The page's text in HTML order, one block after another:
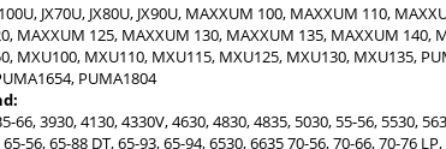
JX70U, JX80U, JX90U, MAXXUM 100, MAXXUM 110,
MAXXUM 125, MAXXUM 130, MAXXUM 135, MAXXUM 140,
MXU100, MXU110, MXU115, MXU125, MXU130, MXU135,
PUMA1804
66, 3930, 4130, 4330V, 4630, 4830, 4835, 5030, 55-56, 5530,
56, 65-88 DT, 65-93, 65-94, 6530, 6635 70-56, 70-66, 70-76